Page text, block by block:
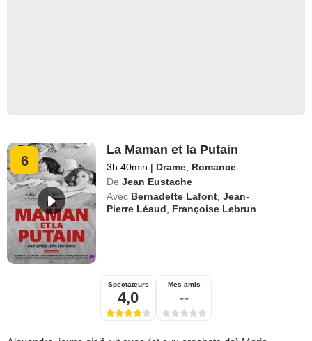
6
La Maman et la Putain
3h 40min | Drame Romance
De Jean Eustache
Avec Bernadette Lafont ,Jean-
Pierre Léaud
Françoise Lebrun
Spectateurs
4,0
Mes amis
--